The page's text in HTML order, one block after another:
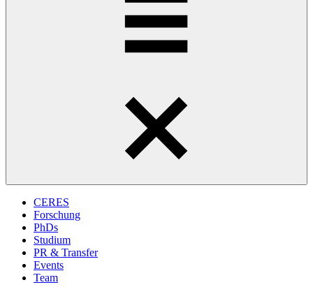
CERES
Forschung
PhDs
Studium
PR & Transfer
Events
Team